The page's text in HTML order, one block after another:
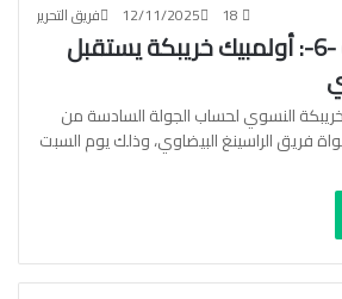
فريق التحرير 12/11/2025
البطولة النسوية -6-: أولمبيك خريبكة يستقبل
النسوي لحساب الجولة السادسة من
فريق الراسينغ البيضاوي، وذلك يوم السبت